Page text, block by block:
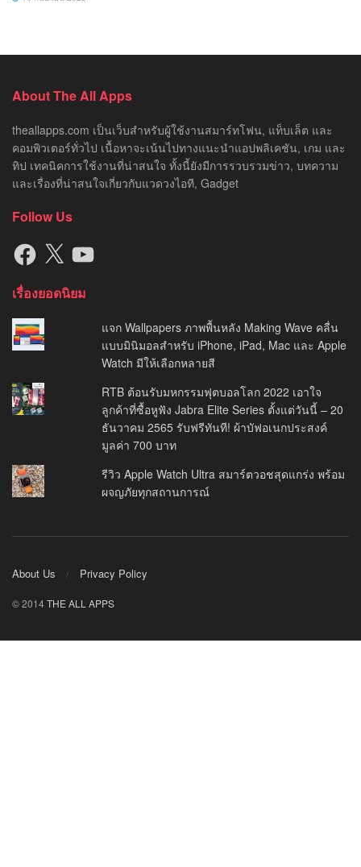
About The All Apps
theallapps.com เป็นเว็บสำหรับผู้ใช้งานสมาร์ทโฟน, แท็บเล็ต และ
คอมพิวเตอร์ทั่วไป เนื้อหาจะเน้นไปทางแนะนำแอปพลิเคชัน, เกม และ
ทิป เทคนิคการใช้งานที่น่าสนใจ ทั้งนี้ยังมีการรวบรวมข่าว, บทความ
และเรื่องที่น่าสนใจเกี่ยวกับแวดวงไอที, Gadget
Follow Us
Facebook
X YouTube
เรื่องยอดนิยม
แจก Wallpapers ภาพพื้นหลัง Making Wave คลื่น
แบบมินิมอลสำหรับ iPhone, iPad, Mac และ Apple
Watch มีให้เลือกหลายสี
RTB ต้อนรับมหกรรมฟุตบอลโลก 2022 เอาใจ
ลูกค้าที่ซื้อหูฟัง Jabra Elite Series ตั้งแต่วันนี้ – 20
ธันวาคม 2565 รับฟรีทันที! ผ้าบัฟอเนกประสงค์
มูลค่า 700 บาท
รีวิว Apple Watch Ultra สมาร์ตวอชสุดแกร่ง พร้อม
ผจญภัยทุกสถานการณ์
About Us Privacy Policy
© 2014THE ALL APPS